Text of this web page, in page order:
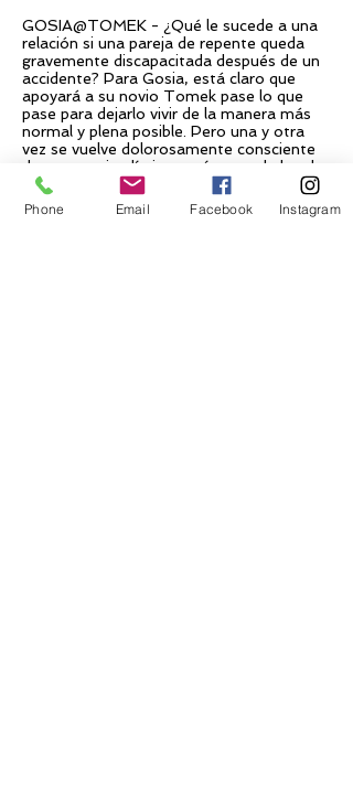
GOSIA@TOMEK - ¿Qué le sucede a una
relación si una pareja de repente queda
gravemente discapacitada después de un
accidente? Para Gosia, está claro que
apoyará a su novio Tomek pase lo que
pase para dejarlo vivir de la manera más
normal y plena posible. Pero una y otra
vez se vuelve dolorosamente consciente
de sus propios límites, así como de los de
una sociedad que habla mucho de
inclusión pero que muchas veces no
parece estar preparada
Phone Email Facebook Instagram